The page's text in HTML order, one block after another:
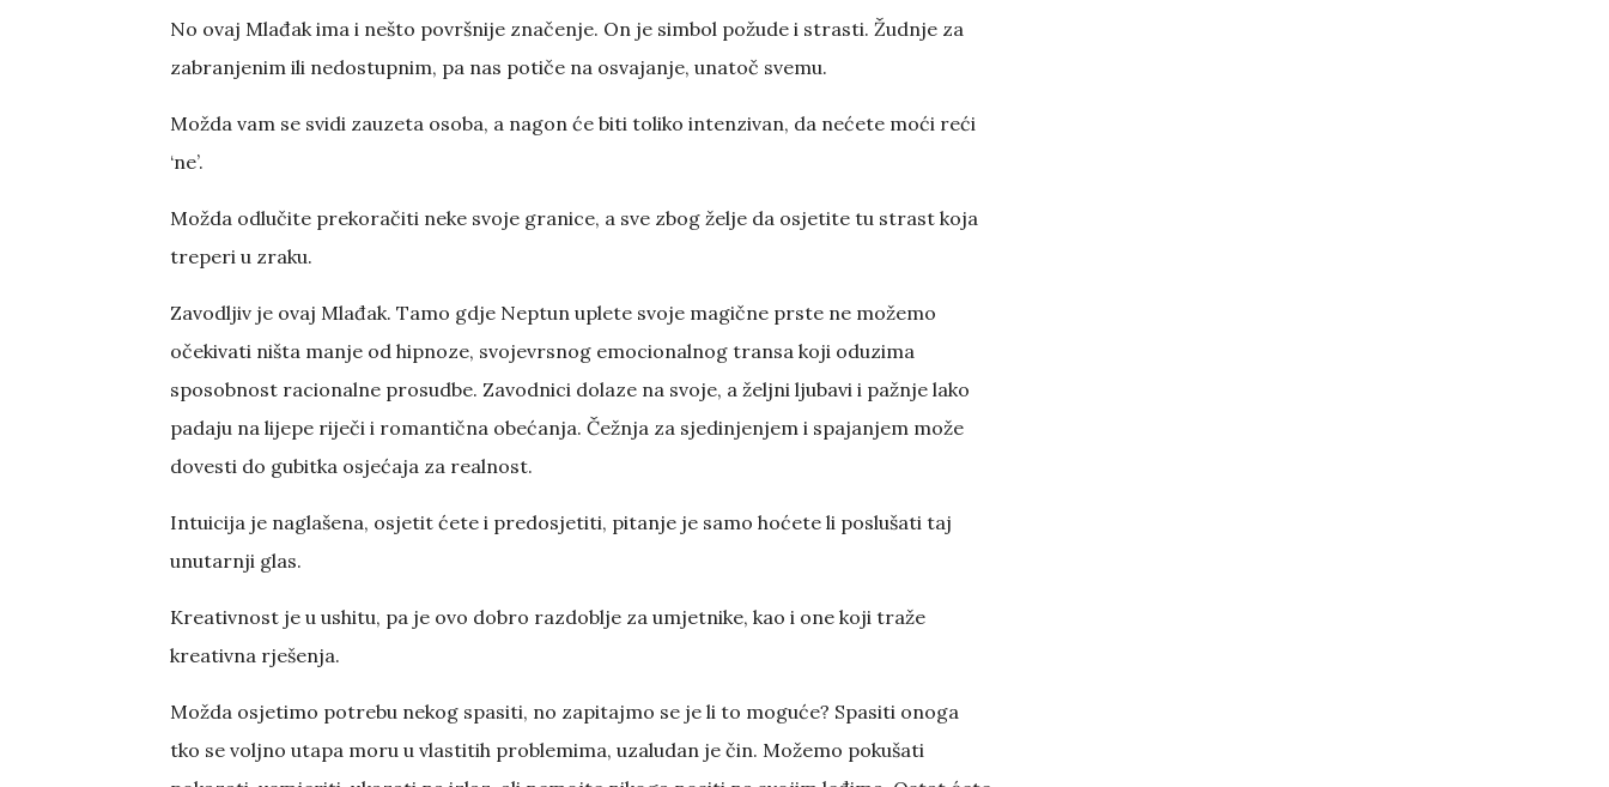
No ovaj Mlađak ima i nešto površnije značenje. On je simbol požude i strasti. Žudnje za
zabranjenim ili nedostupnim, pa nas potiče na osvajanje, unatoč svemu.
Možda vam se svidi zauzeta osoba, a nagon će biti toliko intenzivan, da nećete moći reći
‘ne’.
Možda odlučite prekoračiti neke svoje granice, a sve zbog želje da osjetite tu strast koja
treperi u zraku.
Zavodljiv je ovaj Mlađak. Tamo gdje Neptun uplete svoje magične prste ne možemo
očekivati ništa manje od hipnoze, svojevrsnog emocionalnog transa koji oduzima
sposobnost racionalne prosudbe. Zavodnici dolaze na svoje, a željni ljubavi i pažnje lako
padaju na lijepe riječi i romantična obećanja. Čežnja za sjedinjenjem i spajanjem može
dovesti do gubitka osjećaja za realnost.
Intuicija je naglašena, osjetit ćete i predosjetiti, pitanje je samo hoćete li poslušati taj
unutarnji glas.
Kreativnost je u ushitu, pa je ovo dobro razdoblje za umjetnike, kao i one koji traže
kreativna rješenja.
Možda osjetimo potrebu nekog spasiti, no zapitajmo se je li to moguće? Spasiti onoga
tko se voljno utapa moru u vlastitih problemima, uzaludan je čin. Možemo pokušati